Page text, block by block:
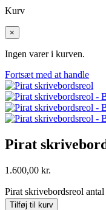
Kurv
×
Ingen varer i kurven.
Fortsæt med at handle
Pirat
1.600,00 kr.
Pirat skrivebordsreol antal
Tilføj til kurv